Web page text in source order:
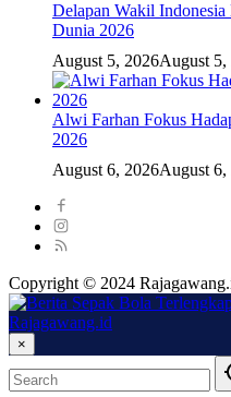
Delapan Wakil
Dunia 2026
August 5, 2026August 5,
Alwi Farhan Fokus
2026
August 6, 2026August 6,
Copyright © 2024
×